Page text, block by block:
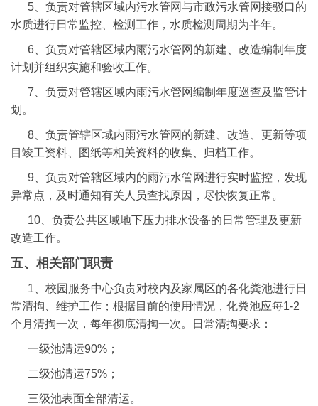
5、负责对管辖区域内污水管网与市政污水管网接驳口的
水质进行日常监控、检测工作，水质检测周期为半年。
6、负责对管辖区域内雨污水管网的新建、改造编制年度
计划并组织实施和验收工作。
7、负责对管辖区域内雨污水管网编制年度巡查及监管计
划。
8、负责管辖区域内雨污水管网的新建、改造、更新等项
目竣工资料、图纸等相关资料的收集、归档工作。
9、负责对管辖区域内的雨污水管网进行实时监控，发现
异常点，及时通知有关人员查找原因，尽快恢复正常。
10、负责公共区域地下压力排水设备的日常管理及更新
改造工作。
五、相关部门职责
1、校园服务中心负责对校内及家属区的各化粪池进行日
常清掏、维护工作；根据目前的使用情况，化粪池应每1-2
个月清掏一次，每年彻底清掏一次。日常清掏要求：
一级池清运90%；
二级池清运75%；
三级池表面全部清运。